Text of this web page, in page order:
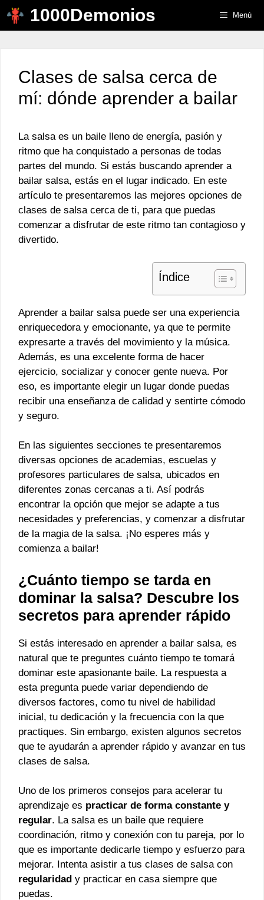
Saltar
1000Demonios Menú
Clases de salsa cerca de
mí: dónde aprender a bailar
La salsa es un baile lleno de energía, pasión y
ritmo que ha conquistado a personas de todas
partes del mundo. Si estás buscando aprender a
bailar salsa, estás en el lugar indicado. En este
artículo te presentaremos las mejores opciones de
clases de salsa cerca de ti, para que puedas
comenzar a disfrutar de este ritmo tan contagioso y
divertido.
Índice
Aprender a bailar salsa puede ser una experiencia
enriquecedora y emocionante, ya que te permite
expresarte a través del movimiento y la música.
Además, es una excelente forma de hacer
ejercicio, socializar y conocer gente nueva. Por
eso, es importante elegir un lugar donde puedas
recibir una enseñanza de calidad y sentirte cómodo
y seguro.
En las siguientes secciones te presentaremos
diversas opciones de academias, escuelas y
profesores particulares de salsa, ubicados en
diferentes zonas cercanas a ti. Así podrás
encontrar la opción que mejor se adapte a tus
necesidades y preferencias, y comenzar a disfrutar
de la magia de la salsa. ¡No esperes más y
comienza a bailar!
¿Cuánto tiempo se tarda en
dominar la salsa? Descubre los
secretos para aprender rápido
Si estás interesado en aprender a bailar salsa, es
natural que te preguntes cuánto tiempo te tomará
dominar este apasionante baile. La respuesta a
esta pregunta puede variar dependiendo de
diversos factores, como tu nivel de habilidad
inicial, tu dedicación y la frecuencia con la que
practiques. Sin embargo, existen algunos secretos
que te ayudarán a aprender rápido y avanzar en tus
clases de salsa.
Uno de los primeros consejos para acelerar tu
aprendizaje es practicar de forma constante y
regular. La salsa es un baile que requiere
coordinación, ritmo y conexión con tu pareja, por lo
que es importante dedicarle tiempo y esfuerzo para
mejorar. Intenta asistir a tus clases de salsa con
regularidad y practicar en casa siempre que
puedas.